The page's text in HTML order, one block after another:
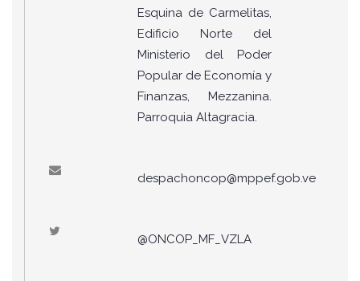
Esquina de Carmelitas,
Edificio Norte del
Ministerio del Poder
Popular de Economía y
Finanzas, Mezzanina.
Parroquia Altagracia.
despachoncop@mppef.gob.ve
@ONCOP_MF_VZLA